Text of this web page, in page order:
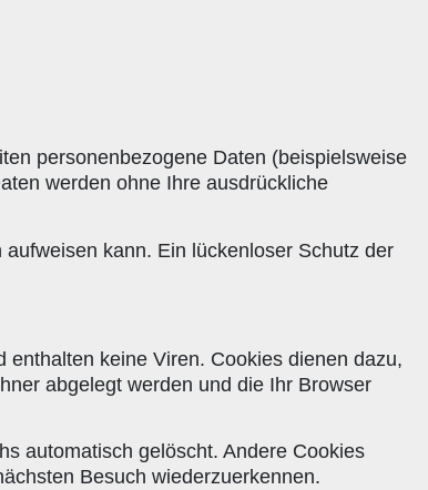
personenbezogene Daten (beispielsweise
werden ohne Ihre ausdrückliche
kann. Ein lückenloser Schutz der
keine Viren. Cookies dienen dazu,
abgelegt werden und die Ihr Browser
automatisch gelöscht. Andere Cookies
Besuch wiederzuerkennen.